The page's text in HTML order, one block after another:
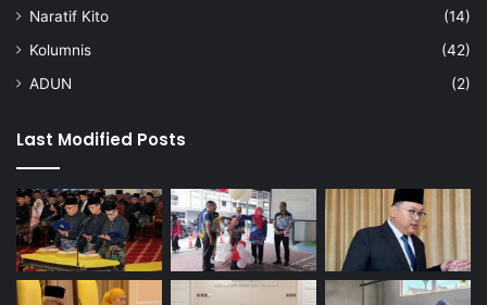
a Naratif Kito
(14)
Kolumnis
(42)
ADUN
(2)
Last Modified Posts